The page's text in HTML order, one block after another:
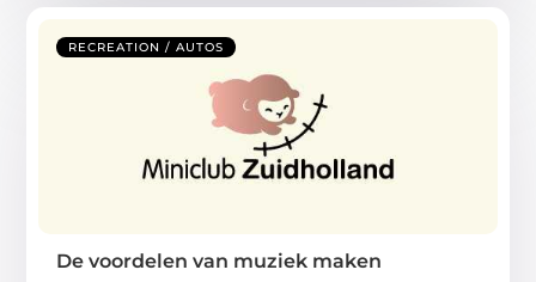
RECREATION / AUTOS
De voordelen van muziek maken